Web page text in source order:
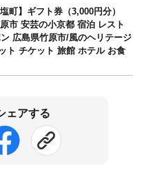
町】ギフト券（3,000円分）
市 安芸の小京都 宿泊 レスト
広島県竹原市/風のヘリテージ
ト チケット 旅館 ホテル お食
ェアする